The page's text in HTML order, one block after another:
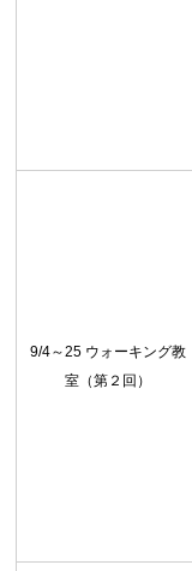
9/4～25 ウォーキング教
室（第２回）